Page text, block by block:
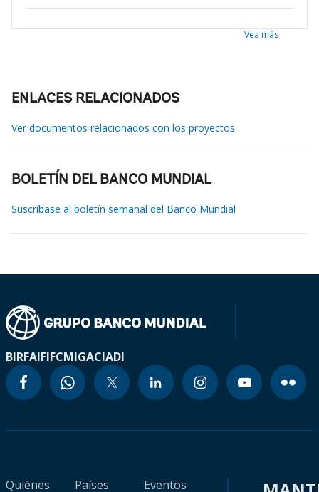
Vea más
ENLACES RELACIONADOS
Ver documentos relacionados con los proyectos
BOLETÍN DEL BANCO MUNDIAL
Suscríbase al boletín semanal del Banco Mundial
BIRFAIFIFCMIGACIADI
Quiénes
Países
Eventos